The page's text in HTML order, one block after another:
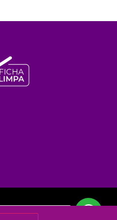
Olá!Posso ajudar?!